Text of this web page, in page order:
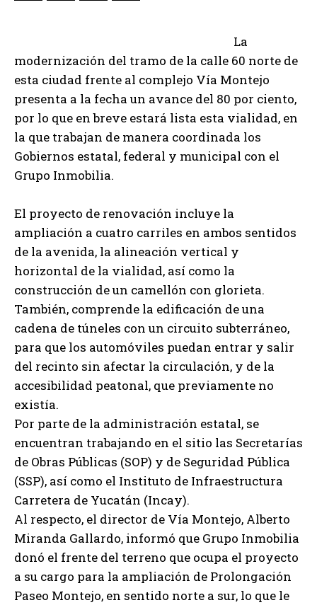
La
modernización del tramo de la calle 60 norte de
esta ciudad frente al complejo Vía Montejo
presenta a la fecha un avance del 80 por ciento,
por lo que en breve estará lista esta vialidad, en
la que trabajan de manera coordinada los
Gobiernos estatal, federal y municipal con el
Grupo Inmobilia.
El proyecto de renovación incluye la
ampliación a cuatro carriles en ambos sentidos
de la avenida, la alineación vertical y
horizontal de la vialidad, así como la
construcción de un camellón con glorieta.
También, comprende la edificación de una
cadena de túneles con un circuito subterráneo,
para que los automóviles puedan entrar y salir
del recinto sin afectar la circulación, y de la
accesibilidad peatonal, que previamente no
existía.
Por parte de la administración estatal, se
encuentran trabajando en el sitio las Secretarías
de Obras Públicas (SOP) y de Seguridad Pública
(SSP), así como el Instituto de Infraestructura
Carretera de Yucatán (Incay).
Al respecto, el director de Vía Montejo, Alberto
Miranda Gallardo, informó que Grupo Inmobilia
donó el frente del terreno que ocupa el proyecto
a su cargo para la ampliación de Prolongación
Paseo Montejo, en sentido norte a sur, lo que le